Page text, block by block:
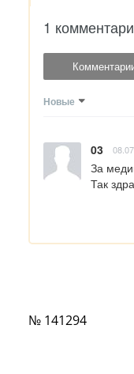
1
Новые
03
За
Так
№ 141294